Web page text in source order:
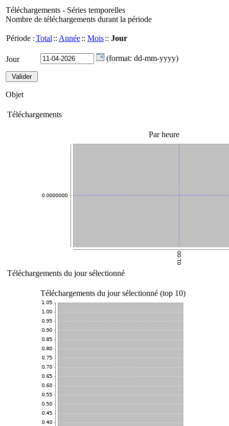
Téléchargements - Séries temporelles
Nombre de téléchargements durant la période
Période :Total :: Année:: Mois:: Jour
Jour (format: dd-mm-yyyy)
Objet
Téléchargements
Par heure
Téléchargements du jour sélectionné
Téléchargements du jour sélectionné (top 10)